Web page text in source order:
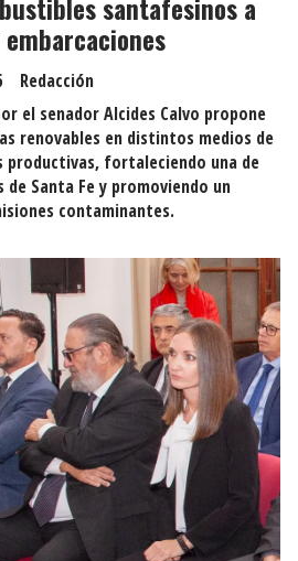
santafesinos a
Redacción
el senador Alcides Calvo propone
renovables en distintos medios de
fortaleciendo una de
Santa Fe y promoviendo un
contaminantes.